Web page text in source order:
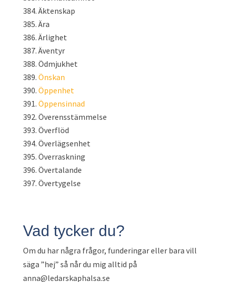
Äktenskap
Ära
Ärlighet
Äventyr
Ödmjukhet
Önskan
Öppenhet
Öppensinnad
Överensstämmelse
Överflöd
Överlägsenhet
Överraskning
Övertalande
Övertygelse
Vad tycker du?
Om du har några frågor, funderingar eller bara vill
säga ”hej” så når du mig alltid på
anna@ledarskaphalsa.se